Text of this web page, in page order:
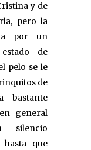
y de
pero la
por un
de
pelo se le
de
bastante
general
silencio
que